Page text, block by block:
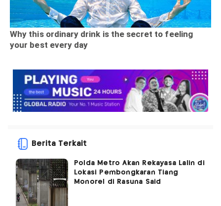
Berita Terkait
Polda Metro Akan Rekayasa Lalin di
Lokasi Pembongkaran Tiang
Monorel di Rasuna Said